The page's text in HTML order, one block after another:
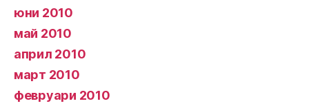
юни 2010
май 2010
април 2010
март 2010
февруари 2010